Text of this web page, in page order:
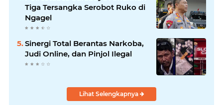
Tiga Tersangka Serobot Ruko di
Ngagel
Sinergi Total Berantas Narkoba,
Judi Online, dan Pinjol Ilegal
Lihat Selengkapnya